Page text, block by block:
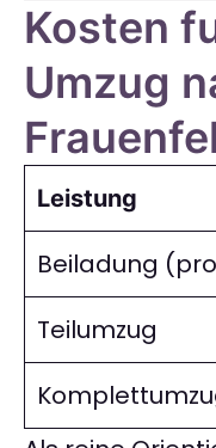
Kosten
Umzug
Leistung
Beiladung
Teilumzug